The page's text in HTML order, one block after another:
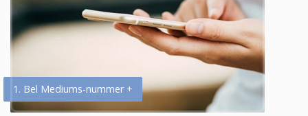
1. Bel Mediums-nummer +